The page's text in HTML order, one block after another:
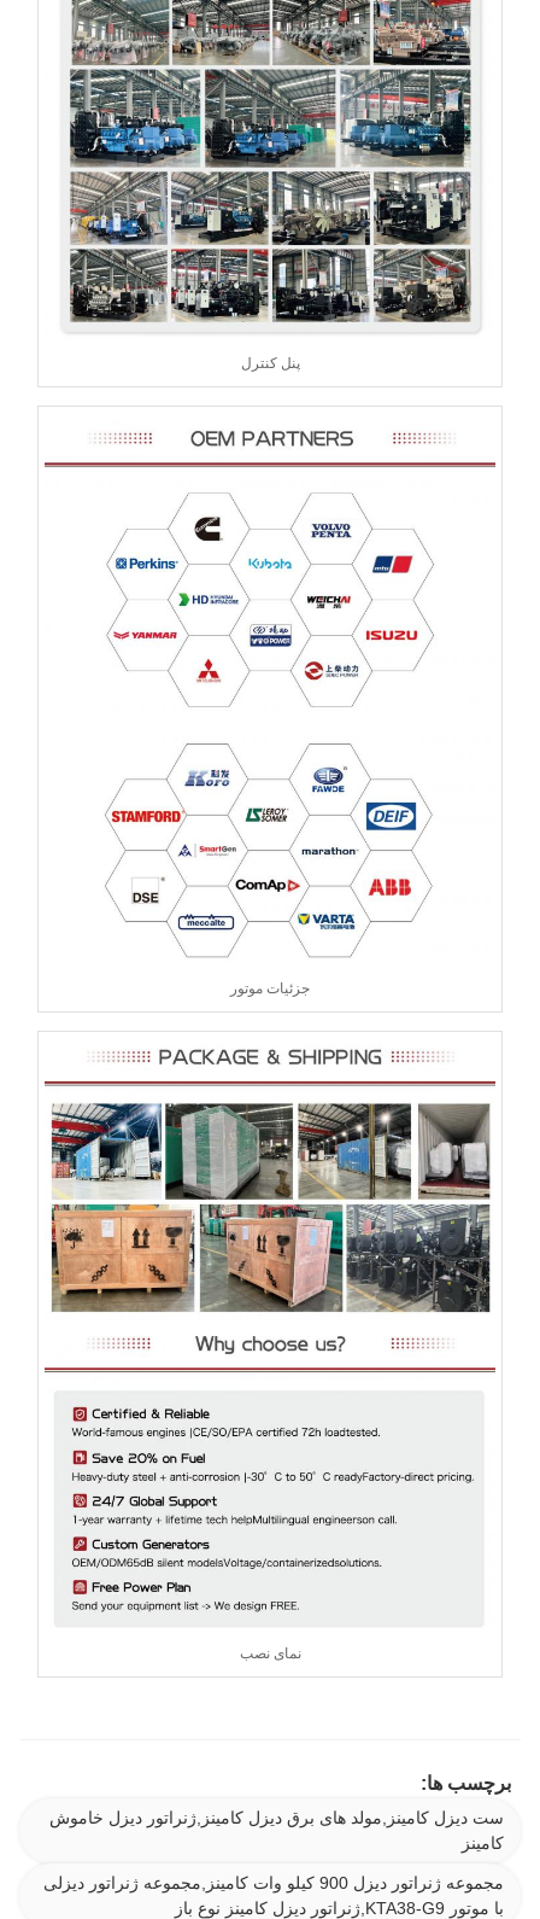
پنل کنترل
جزئیات موتور
نمای نصب
برچسب ها:
ست دیزل کامینز,مولد های برق دیزل کامینز,ژنراتور دیزل خاموش
کامینز
مجموعه ژنراتور دیزل 900 کیلو وات کامینز,مجموعه ژنراتور دیزلی
با موتور KTA38-G9,ژنراتور دیزل کامینز نوع باز